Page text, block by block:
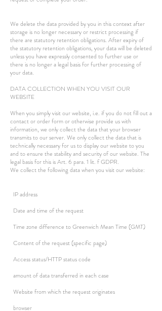
We delete the data provided by you in this context after
storage is no longer necessary or restrict processing if
there are statutory retention obligations. After expiry of
the statutory retention obligations, your data will be deleted
unless you have expressly consented to further use or
there is no longer a legal basis for further processing of
your data.
DATA COLLECTION WHEN YOU VISIT OUR
WEBSITE
When you simply visit our website, i.e. if you do not fill out a
contact or order form or otherwise provide us with
information, we only collect the data that your browser
transmits to our server. We only collect the data that is
technically necessary for us to display our website to you
and to ensure the stability and security of our website. The
legal basis for this is Art. 6 para. 1 lit. f GDPR.
We collect the following data when you visit our website:
IP address
Date and time of the request
Time zone difference to Greenwich Mean Time (GMT)
Content of the request (specific page)
Access status/HTTP status code
amount of data transferred in each case
Website from which the request originates
browser